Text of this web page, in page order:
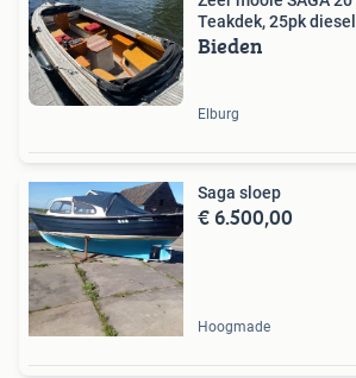
Teakdek, 25pk
Bieden
Elburg
Saga sloep
€ 6.500,00
Hoogmade